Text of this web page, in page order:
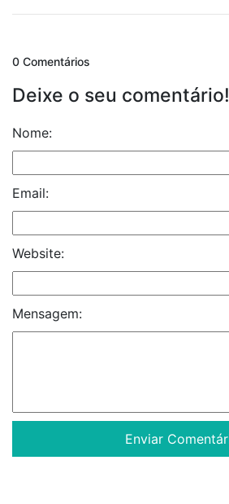
0 Comentários
Deixe o seu comentário!
Nome:
Email:
Website:
Mensagem: